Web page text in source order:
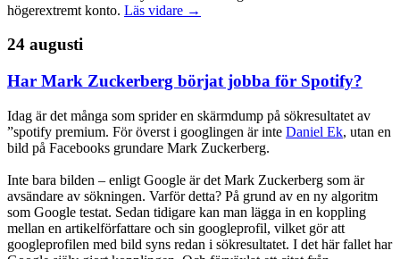
högerextremt konto. Läs vidare →
24 augusti
Har Mark Zuckerberg börjat jobba för Spotify?
Idag är det många som sprider en skärmdump på sökresultatet av
”spotify premium. För överst i googlingen är inte Daniel Ek, utan en
bild på Facebooks grundare Mark Zuckerberg.
Inte bara bilden – enligt Google är det Mark Zuckerberg som är
avsändare av sökningen. Varför detta? På grund av en ny algoritm
som Google testat. Sedan tidigare kan man lägga in en koppling
mellan en artikelförfattare och sin googleprofil, vilket gör att
googleprofilen med bild syns redan i sökresultatet. I det här fallet har